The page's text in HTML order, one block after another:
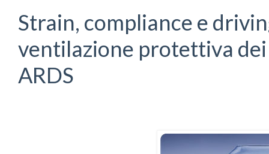
Strain, compliance e
ventilazione protettiva
ARDS